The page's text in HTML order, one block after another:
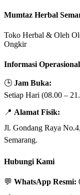
Mumtaz Herbal
Toko Herbal & Oleh
Ongkir
Informasi Operasional
🕒 Jam Buka:
Setiap Hari (08.00 –
📍 Alamat Fisik:
Jl. Gondang Raya
Semarang.
Hubungi Kami
💬 WhatsApp Resmi: